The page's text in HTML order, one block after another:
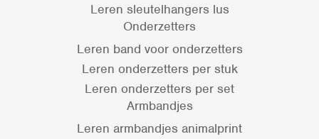
Leren sleutelhangers lus
Onderzetters
Leren band voor onderzetters
Leren onderzetters per stuk
Leren onderzetters per set
Armbandjes
Leren armbandjes animalprint